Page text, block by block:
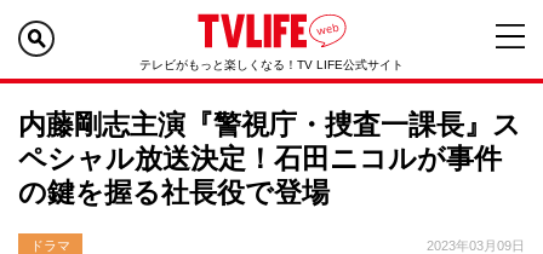
テレビがもっと楽しくなる！TV LIFE公式サイト
内藤剛志主演『警視庁・捜査一課長』ス
ペシャル放送決定！石田ニコルが事件
の鍵を握る社長役で登場
ドラマ 2023年03月09日